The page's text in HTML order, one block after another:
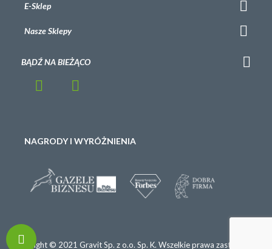
E-Sklep
Nasze Sklepy
BĄDŹ NA BIEŻĄCO
NAGRODY I WYRÓŻNIENIA
Copyright © 2021 Gravit Sp. z o.o. Sp. K. Wszelkie prawa zastrzeżone.